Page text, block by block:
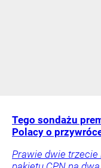
Tego sondażu
Polacy o
Prawie dwie